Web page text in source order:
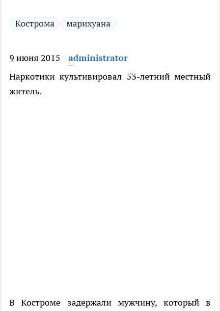
Кострома марихуана
9 июня 2015
administrator
Наркотики культивировал 53-летний местный
житель.
В Костроме задержали мужчину, который в